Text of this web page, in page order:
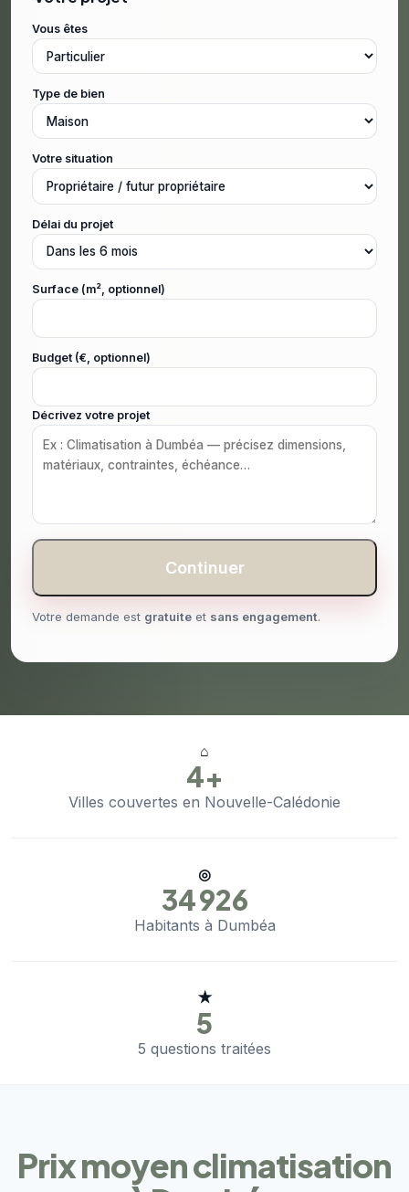
Vous êtes
Type de bien
Votre situation
Délai du projet
Surface (m², optionnel)
Budget (€, optionnel)
Décrivez votre projet
Continuer
Votre demande est gratuite et sans engagement.
⌂
4+
Villes couvertes en Nouvelle-Calédonie
◎
34 926
Habitants à Dumbéa
★
5
5 questions traitées
Prix moyen climatisation